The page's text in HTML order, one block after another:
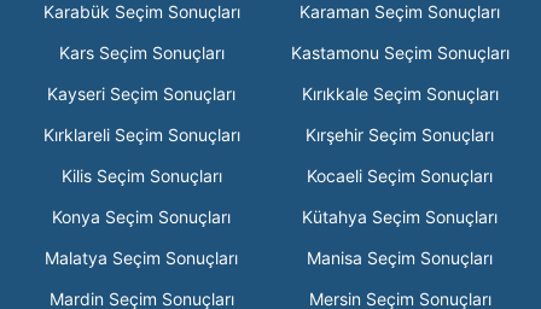
Karabük Seçim Sonuçları
Karaman Seçim Sonuçları
Kars Seçim Sonuçları
Kastamonu Seçim Sonuçları
Kayseri Seçim Sonuçları
Kırıkkale Seçim Sonuçları
Kırklareli Seçim Sonuçları
Kırşehir Seçim Sonuçları
Kilis Seçim Sonuçları
Kocaeli Seçim Sonuçları
Konya Seçim Sonuçları
Kütahya Seçim Sonuçları
Malatya Seçim Sonuçları
Manisa Seçim Sonuçları
Mardin Seçim Sonuçları
Mersin Seçim Sonuçları